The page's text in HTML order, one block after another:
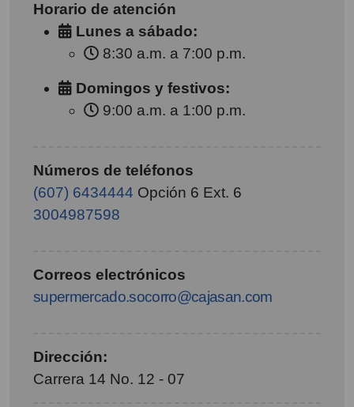
Horario de atención
Lunes a sábado:
8:30 a.m. a 7:00 p.m.
Domingos y festivos:
9:00 a.m. a 1:00 p.m.
Números de teléfonos
(607) 6434444 Opción 6 Ext. 6
3004987598
Correos electrónicos
supermercado.socorro@cajasan.com
Dirección:
Carrera 14 No. 12 - 07